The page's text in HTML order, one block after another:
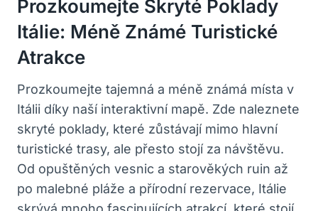
Prozkoumejte Skryté Poklady
Itálie: Méně Známé Turistické
Atrakce
Prozkoumejte tajemná a méně známá místa v
Itálii díky naší interaktivní mapě. Zde naleznete
skryté poklady, které zůstávají mimo hlavní
turistické trasy, ale přesto stojí za návštěvu.
Od opuštěných vesnic a starověkých ruin až
po malebné pláže a přírodní rezervace, Itálie